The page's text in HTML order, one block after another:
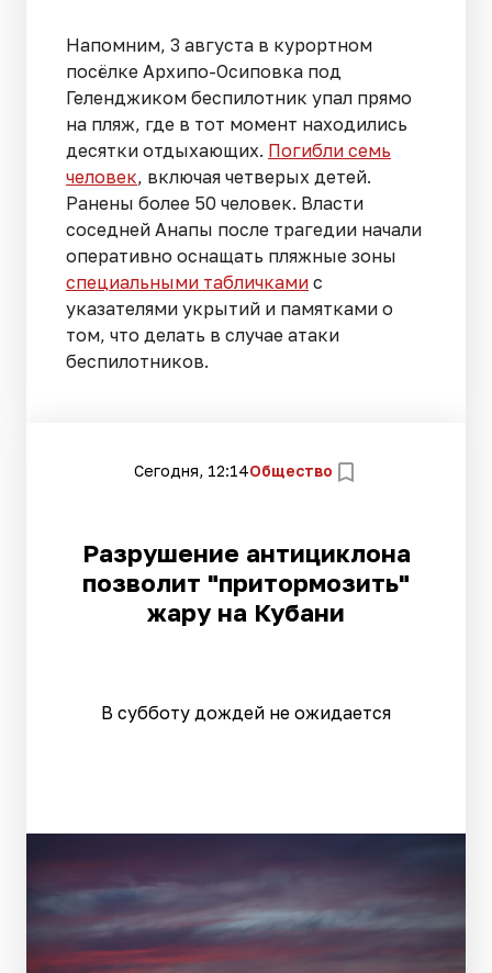
Напомним, 3 августа в курортном
посёлке Архипо-Осиповка под
Геленджиком беспилотник упал прямо
на пляж, где в тот момент находились
десятки отдыхающих. Погибли семь
человек, включая четверых детей.
Ранены более 50 человек. Власти
соседней Анапы после трагедии начали
оперативно оснащать пляжные зоны
специальными табличками с
указателями укрытий и памятками о
том, что делать в случае атаки
беспилотников.
Сегодня, 12:14Общество
Разрушение антициклона
позволит "притормозить"
жару на Кубани
В субботу дождей не ожидается